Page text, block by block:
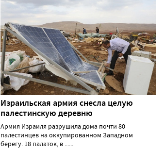
Израильская армия снесла целую
палестинскую деревню
Армия Израиля разрушила дома почти 80
палестинцев на оккупированном Западном
берегу. 18 палаток, в ......